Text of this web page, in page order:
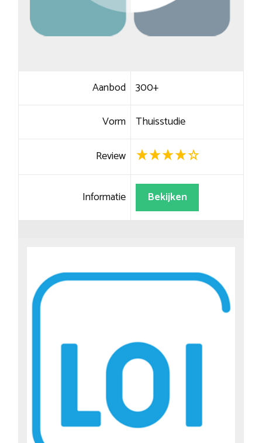
Aanbod 300+
Vorm Thuisstudie
Review
Informatie Bekijken